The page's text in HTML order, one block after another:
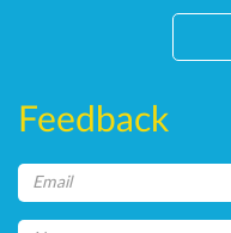
Feedback